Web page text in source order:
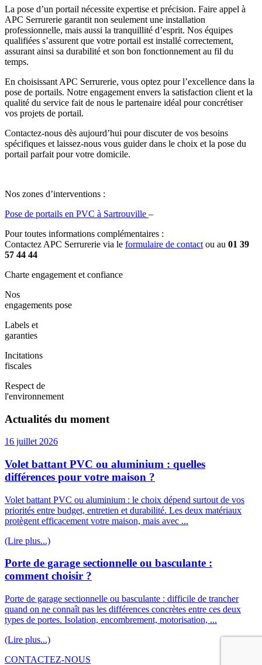
La pose d’un portail nécessite expertise et précision. Faire appel à
APC Serrurerie garantit non seulement une installation
professionnelle, mais aussi la tranquillité d’esprit. Nos équipes
qualifiées s’assurent que votre portail est installé correctement,
assurant ainsi sa durabilité et son bon fonctionnement au fil du
temps.
En choisissant APC Serrurerie, vous optez pour l’excellence dans la
pose de portails. Notre engagement envers la satisfaction client et la
qualité du service fait de nous le partenaire idéal pour concrétiser
vos projets de portail.
Contactez-nous dès aujourd’hui pour discuter de vos besoins
spécifiques et laissez-nous vous guider dans le choix et la pose du
portail parfait pour votre domicile.
Nos zones d’interventions :
Pose de portails en PVC à Sartrouville –
Pour toutes informations complémentaires :
Contactez APC Serrurerie via le formulaire de contact ou au 01 39
57 44 44
Charte engagement et confiance
Nos
engagements pose
Labels et
garanties
Incitations
fiscales
Respect de
l'environnement
Actualités du moment
16 juillet 2026
Volet battant PVC ou aluminium : quelles
différences pour votre maison ?
Volet battant PVC ou aluminium : le choix dépend surtout de vos
priorités entre budget, entretien et durabilité. Les deux matériaux
protègent efficacement votre maison, mais avec ...
(Lire plus...)
Porte de garage sectionnelle ou basculante :
comment choisir ?
Porte de garage sectionnelle ou basculante : difficile de trancher
quand on ne connaît pas les différences concrètes entre ces deux
types de portes. Isolation, encombrement, motorisation, ...
(Lire plus...)
CONTACTEZ-NOUS